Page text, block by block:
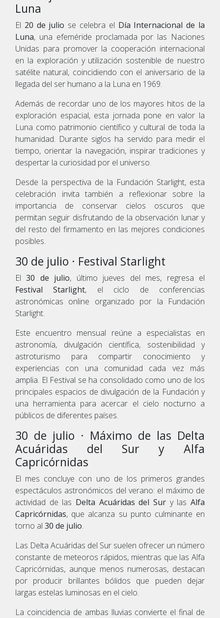
Luna
El 20 de julio se celebra el Día Internacional de la
Luna, una efeméride proclamada por las Naciones
Unidas para promover la cooperación internacional
en la exploración y utilización sostenible de nuestro
satélite natural, coincidiendo con el aniversario de la
llegada del ser humano a la Luna en 1969.
Además de recordar uno de los mayores hitos de la
exploración espacial, esta jornada pone en valor la
Luna como patrimonio científico y cultural de toda la
humanidad. Durante siglos ha servido para medir el
tiempo, orientar la navegación, inspirar tradiciones y
despertar la curiosidad por el universo.
Desde la perspectiva de la Fundación Starlight, esta
celebración invita también a reflexionar sobre la
importancia de conservar cielos oscuros que
permitan seguir disfrutando de la observación lunar y
del resto del firmamento en las mejores condiciones
posibles.
30 de julio · Festival Starlight
El30 de julio, último jueves del mes, regresa el
Festival Starlight, el ciclo de conferencias
astronómicas online organizado por la Fundación
Starlight.
Este encuentro mensual reúne a especialistas en
astronomía, divulgación científica, sostenibilidad y
astroturismo para compartir conocimiento y
experiencias con una comunidad cada vez más
amplia. El Festival se ha consolidado como uno de los
principales espacios de divulgación de la Fundación y
una herramienta para acercar el cielo nocturno a
públicos de diferentes países.
30 de julio · Máximo de las Delta
Acuáridas del Sur y Alfa
Capricórnidas
El mes concluye con uno de los primeros grandes
espectáculos astronómicos del verano: el máximo de
actividad de las Delta Acuáridas del Sur y las Alfa
Capricórnidas, que alcanza su punto culminante en
torno al 30 de julio.
Las Delta Acuáridas del Sur suelen ofrecer un número
constante de meteoros rápidos, mientras que las Alfa
Capricórnidas, aunque menos numerosas, destacan
por producir brillantes bólidos que pueden dejar
largas estelas luminosas en el cielo.
La coincidencia de ambas lluvias convierte el final de